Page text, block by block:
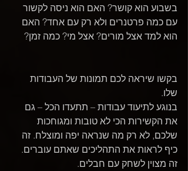
בשבוע הוא קושר? האם הוא ניסה לקשור
עם כמה פרטנרים ולא רק עם אחד? האם
הוא למד אצל מורים? אצל מי? כמה זמן?
בקשו שיראה לכם תמונות של העבודות
שלו.
בנוגע לתיעוד עבודות – תתעדו הכל – גם
את הקשירות הכי לא טובות ומגוחכות
שלכם, לא רק מה שנראה יפה ומוצלח. זה
כיף לראות את התהליכים שאתם עוברים.
זה מצוין לשחק עם חבלים.